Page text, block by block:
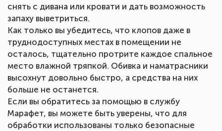
снять с дивана или кровати и дать возможность
запаху выветриться.
Как только вы убедитесь, что клопов даже в
труднодоступных местах в помещении не
осталось, тщательно протрите каждое спальное
место влажной тряпкой. Обивка и наматрасники
высохнут довольно быстро, а средства на них
больше не останется.
Если вы обратитесь за помощью в службу
Марафет, вы можете быть уверены, что для
обработки использованы только безопасные